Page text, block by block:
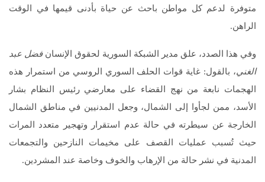
متوفرة لدعم كل مواطن باحث عن حياة بأدنى قيمها في الوقت
الراهن.
وفي هذا الصدد، علق مدير الشبكة السورية لحقوق الإنسانفضل عبد
الغني، بالقول: غاية قوات الحلف السوري الروسي من استمرار هذه
الهجمات نابعة من نهج القضاء على معارضي رئيس النظام بشار
الأسد، ممن لجأوا إلى الشمال، وجعل المدنيين في مناطق الشمال
الخارجة عن سيطرته في حالة عدم استقرار وتهجير متعدد المرات
حيث تُسبب عمليات القصف على مخيمات النازحين والتجمعات
المدنية في نشر حالة من الإرهاب والخوف وخاصة عند المشردين.